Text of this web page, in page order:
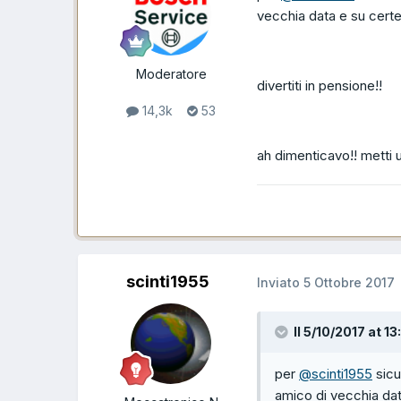
Moderatore
14,3k 53
vecchia data e su
divertiti in pensione!!
ah dimenticavo!! metti
scinti1955 Inviato 5 Ottobre 2017
Il 5/10/2017 at
per @scinti1955
amico di vecchia